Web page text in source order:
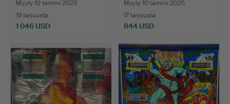
Myyty 10 tammi 2025
19 tarjousta
1 046 USD
Myyty 10 tammi 2025
17 tarjousta
844 USD